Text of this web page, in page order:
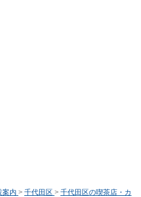
案内 > 千代田区 > 千代田区の喫茶店・カ